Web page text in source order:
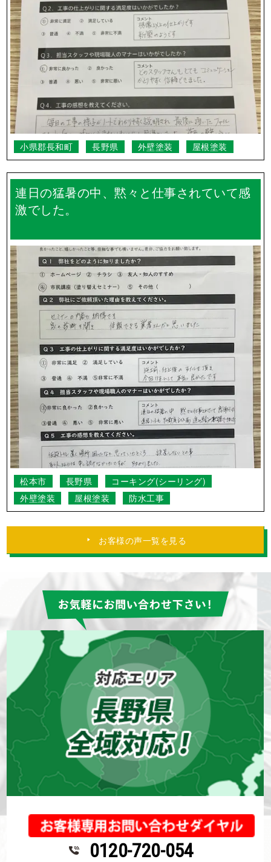
小県郡長和町 長野県 外壁塗装 屋根塗装
連日の猛暑の中、黙々と仕事されていて感
激でした。
松本市 長野県
コーキング(シーリング)
外壁塗装
屋根塗装 防水工事
お客様の声一覧を見る
0120-720-054